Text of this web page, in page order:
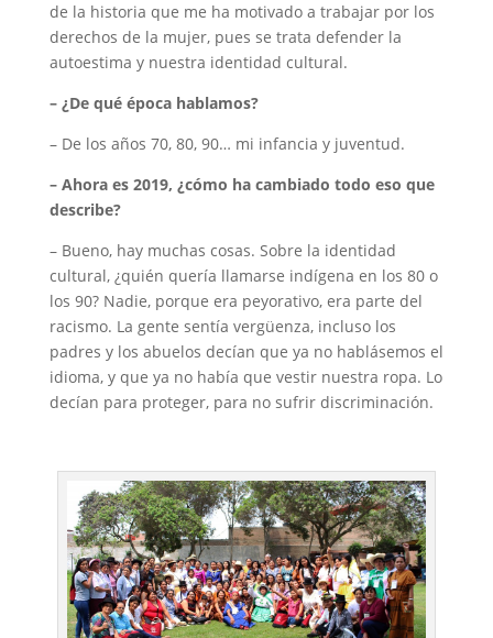
de la historia que me ha motivado a trabajar por los
derechos de la mujer, pues se trata defender la
autoestima y nuestra identidad cultural.
– ¿De qué época hablamos?
– De los años 70, 80, 90… mi infancia y juventud.
– Ahora es 2019, ¿cómo ha cambiado todo eso que
describe?
– Bueno, hay muchas cosas. Sobre la identidad
cultural, ¿quién quería llamarse indígena en los 80 o
los 90? Nadie, porque era peyorativo, era parte del
racismo. La gente sentía vergüenza, incluso los
padres y los abuelos decían que ya no hablásemos el
idioma, y que ya no había que vestir nuestra ropa. Lo
decían para proteger, para no sufrir discriminación.